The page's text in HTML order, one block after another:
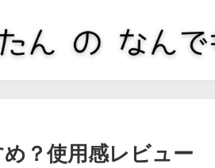
？使用感レビュー